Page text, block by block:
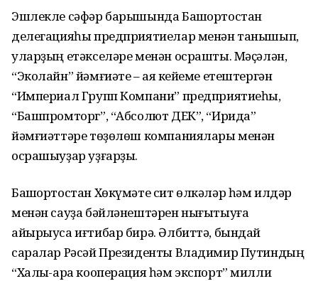
Эшлекле сәфәр барышында Башҡортостан
делегацияһы предприятиелар менән танышып,
уларҙың етәкселәре менән осрашты. Мәҫәлән,
“Эколайн” йәмғиәте – аяҡ кейеме етештергән
“Империал Групп Компани” предприятиеһы,
“Башпромторг”, “Абсолют ДЕК”, “Ирида”
йәмғиәттәре төҙөлөш компаниялары менән
осрашыуҙар уҙғарҙы.
Башҡортостан Хөкүмәте сит өлкәләр һәм илдәр
менән сауҙа бәйләнештәрен нығытыуға
айырыуса иғтибар бирә. Әлбиттә, бындай
саралар Рәсәй Президенты Владимир Путиндың
“Халыҡ-ара кооперация һәм экспорт” милли